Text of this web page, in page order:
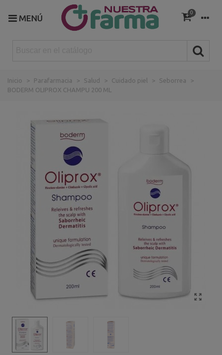
MENÚ
0
Inicio > Parafarmacia > Salud > Cuidado piel > Seborrea
>
BODERM OLIPROX CHAMPU 200 ML